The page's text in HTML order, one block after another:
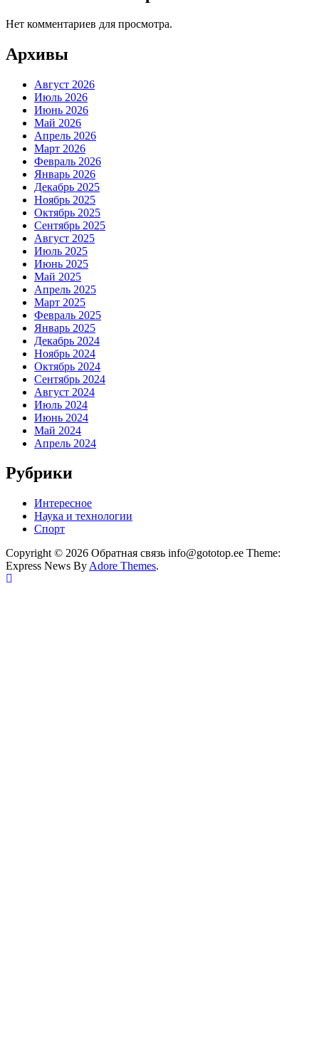
Нет комментариев для просмотра.
Архивы
Август 2026
Июль 2026
Июнь 2026
Май 2026
Апрель 2026
Март 2026
Февраль 2026
Январь 2026
Декабрь 2025
Ноябрь 2025
Октябрь 2025
Сентябрь 2025
Август 2025
Июль 2025
Июнь 2025
Май 2025
Апрель 2025
Март 2025
Февраль 2025
Январь 2025
Декабрь 2024
Ноябрь 2024
Октябрь 2024
Сентябрь 2024
Август 2024
Июль 2024
Июнь 2024
Май 2024
Апрель 2024
Рубрики
Интересное
Наука и технологии
Спорт
Copyright © 2026 Обратная связь info@gototop.ee Theme:
Express News By Adore Themes.